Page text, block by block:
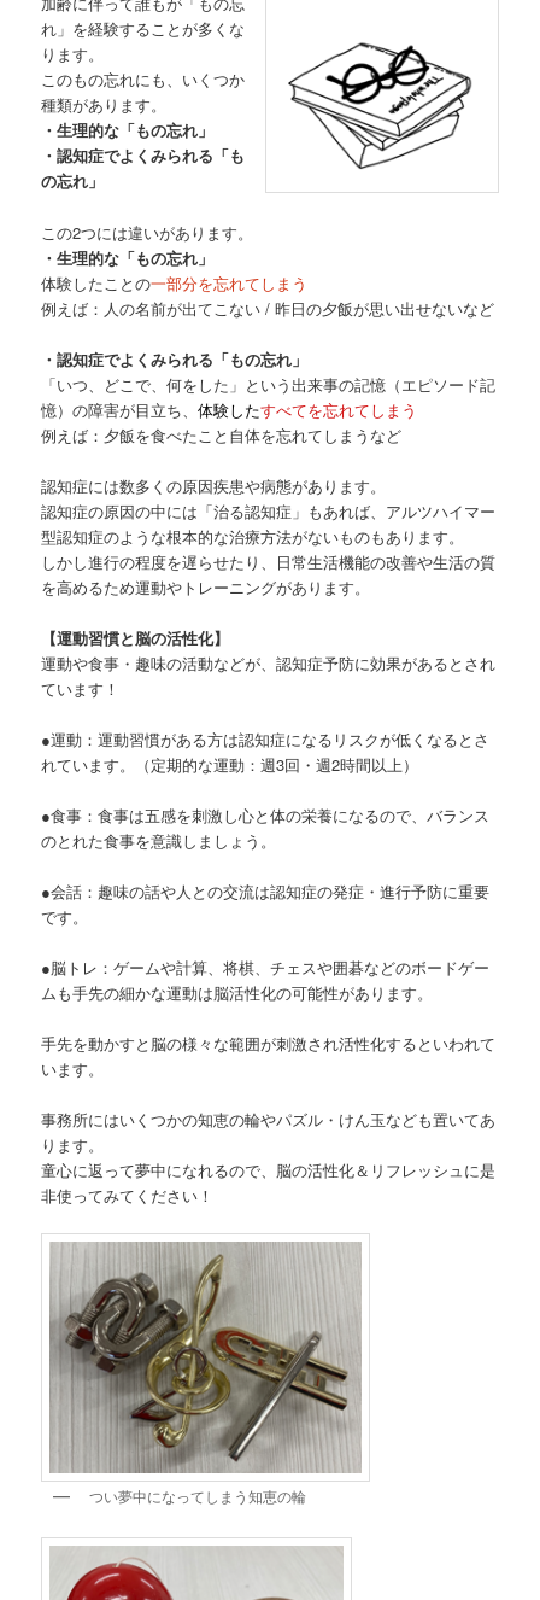
れ」を経験することが多くな
ります。
このもの忘れにも、いくつか
種類があります。
・生理的な「もの忘れ」
・認知症でよくみられる「も
の忘れ」
この2つには違いがあります。
・生理的な「もの忘れ」
体験したことの一部分を忘れてしまう
例えば：人の名前が出てこない / 昨日の夕飯が思い出せないなど
・認知症でよくみられる「もの忘れ」
「いつ、どこで、何をした」という出来事の記憶（エピソード記
憶）の障害が目立ち、体験したすべてを忘れてしまう
例えば：夕飯を食べたこと自体を忘れてしまうなど
認知症には数多くの原因疾患や病態があります。
認知症の原因の中には「治る認知症」もあれば、アルツハイマー
型認知症のような根本的な治療方法がないものもあります。
しかし進行の程度を遅らせたり、日常生活機能の改善や生活の質
を高めるため運動やトレーニングがあります。
【運動習慣と脳の活性化】
運動や食事・趣味の活動などが、認知症予防に効果があるとされ
ています！
●運動：運動習慣がある方は認知症になるリスクが低くなるとさ
れています。（定期的な運動：週3回・週2時間以上）
●食事：食事は五感を刺激し心と体の栄養になるので、バランス
のとれた食事を意識しましょう。
●会話：趣味の話や人との交流は認知症の発症・進行予防に重要
です。
●脳トレ：ゲームや計算、将棋、チェスや囲碁などのボードゲー
ムも手先の細かな運動は脳活性化の可能性があります。
手先を動かすと脳の様々な範囲が刺激され活性化するといわれて
います。
事務所にはいくつかの知恵の輪やパズル・けん玉なども置いてあ
ります。
童心に返って夢中になれるので、脳の活性化＆リフレッシュに是
非使ってみてください！
つい夢中になってしまう知恵の輪